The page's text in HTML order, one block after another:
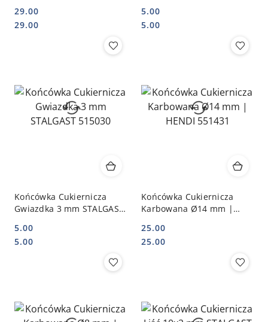
Cena:
29.00
Cena:
29.00 Cena:
5.00
Cena:
5.00
Końcówka Cukiernicza
Gwiazdka 3 mm STALGAST
Cena:
5.00
Cena:
5.00
Końcówka Cukiernicza
Karbowana Ø14 mm |
Cena:
25.00
Cena:
25.00